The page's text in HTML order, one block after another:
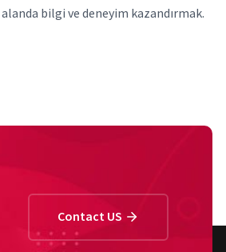
bilgi ve deneyim kazandırmak.
Contact US